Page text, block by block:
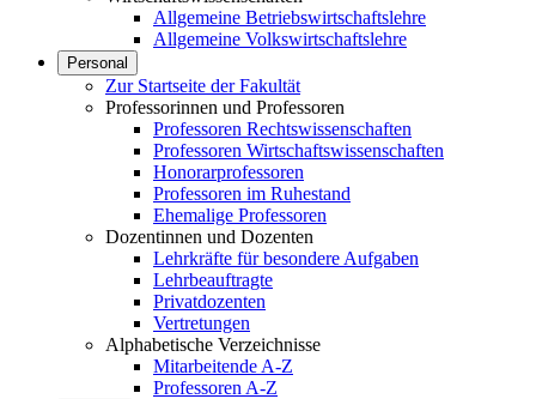
Allgemeine Betriebswirtschaftslehre
Allgemeine Volkswirtschaftslehre
Personal
Zur Startseite der Fakultät
Professorinnen und Professoren
Professoren Rechtswissenschaften
Professoren Wirtschaftswissenschaften
Honorarprofessoren
Professoren im Ruhestand
Ehemalige Professoren
Dozentinnen und Dozenten
Lehrkräfte für besondere Aufgaben
Lehrbeauftragte
Privatdozenten
Vertretungen
Alphabetische Verzeichnisse
Mitarbeitende A-Z
Professoren A-Z